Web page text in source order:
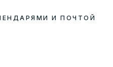
И ПОЧТОЙ